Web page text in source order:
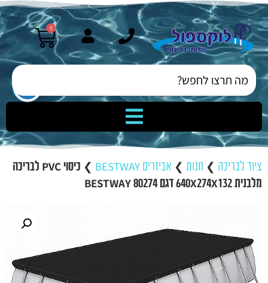
0
ציוד לבריכה ❯ חנות ❯ אביזרים BESTWAY ❯
כיסוי PVC לבריכה
מלבנית 640X274X132 דגם BESTWAY 80274